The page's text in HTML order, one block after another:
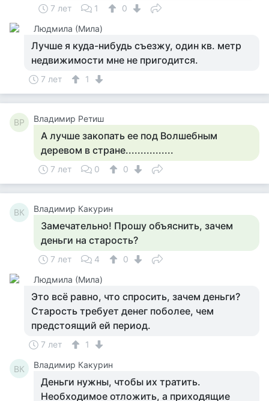
7 лет 1
0
Людмила (Мила)
Лучше я куда-нибудь съезжу, один кв. метр
недвижимости мне не пригодится.
7 лет 1
ВР Владимир Ретиш
А лучше закопать ее под Волшебным
деревом в стране................
7 лет 0 0
ВК Владимир Какурин
Замечательно! Прошу объяснить, зачем
деньги на старость?
7 лет 4
0
Людмила (Мила)
Это всё равно, что спросить, зачем деньги?
Старость требует денег поболее, чем
предстоящий ей период.
7 лет 1
ВК Владимир Какурин
Деньги нужны, чтобы их тратить.
Необходимое отложить, а приходящие